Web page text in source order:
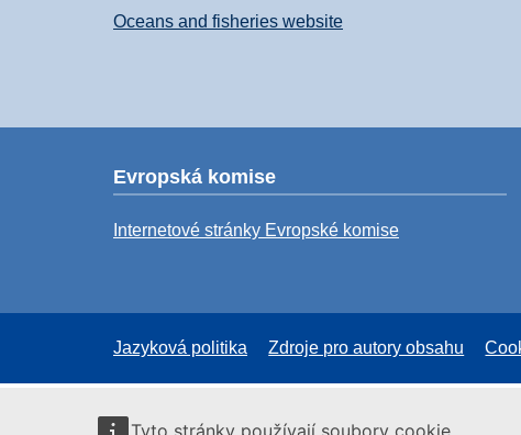
Tyto stránky používají soubory cookie.
Oceans and fisheries website
Evropská komise
Internetové stránky Evropské komise
Jazyková politika Zdroje pro autory obsahu